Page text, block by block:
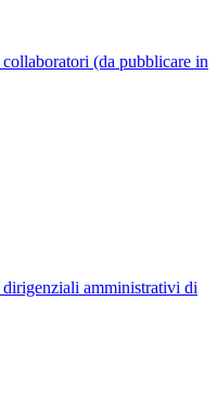
(da pubblicare in
amministrativi di